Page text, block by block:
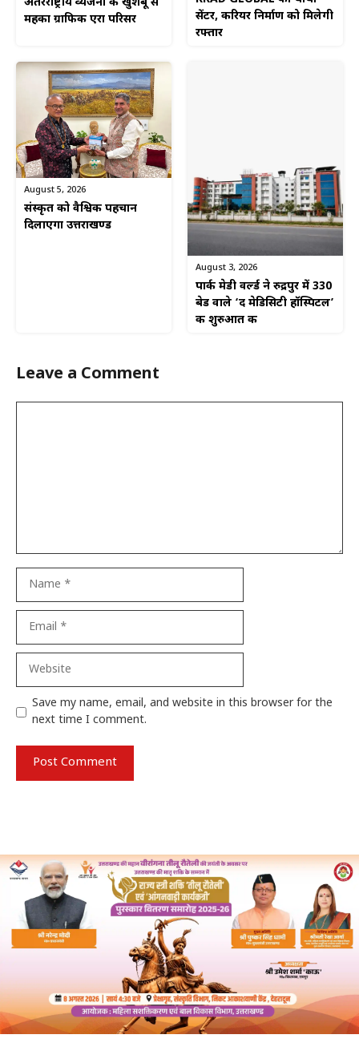
महका ग्राफिक एरा परिसर
सेंटर, करियर निर्माण को मिलेगी
रफ्तार
August 5, 2026
संस्कृत को वैश्विक पहचान
दिलाएगा उत्तराखण्ड
August 3, 2026
पार्क मेडी वर्ल्ड ने रुद्रपुर में 330
बेड वाले ‘द मेडिसिटी हॉस्पिटल’
की शुरुआत की
Leave a Comment
Website
Save my name, email, and website in this browser for the
next time I comment.